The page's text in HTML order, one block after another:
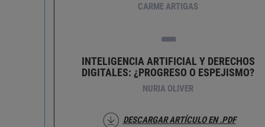
CARME ARTIGAS
INTELIGENCIA ARTIFICIAL Y DERECHOS
DIGITALES: ¿PROGRESO O ESPEJISMO?
NURIA OLIVER
DESCARGAR ARTÍCULO EN .PDF